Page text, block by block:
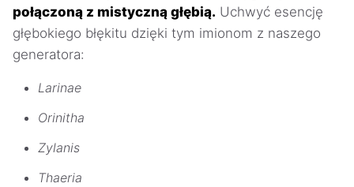
połączoną z mistyczną głębią. Uchwyć esencję
głębokiego błękitu dzięki tym imionom z naszego
generatora:
Larinae
Orinitha
Zylanis
Thaeria